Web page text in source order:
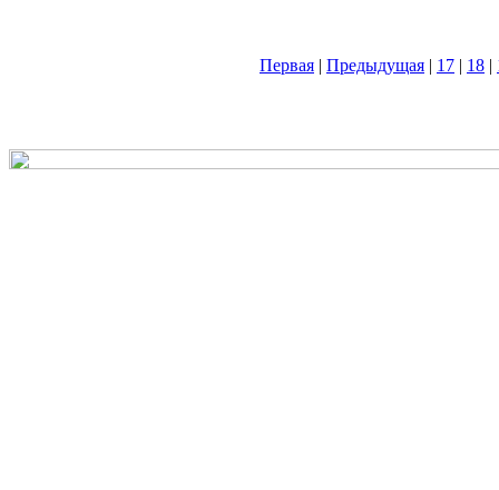
Первая | Предыдущая | 17 | 18 |